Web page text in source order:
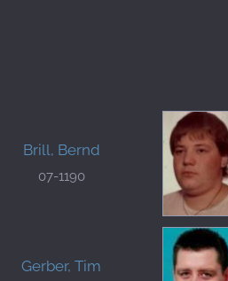
Brill, Bernd
07-1190
Gerber, Tim